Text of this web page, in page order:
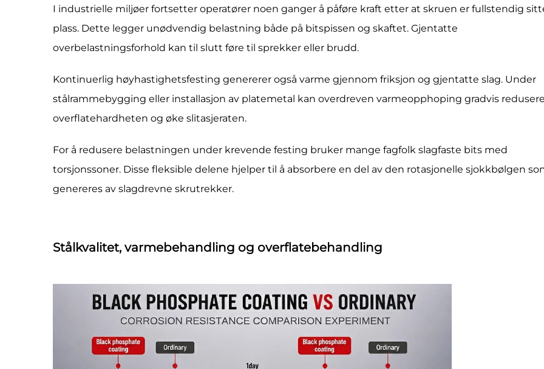
I industrielle miljøer fortsetter operatører noen ganger å påføre kraft etter at skruen er fullstendig
plass. Dette legger unødvendig belastning både på bitspissen og skaftet. Gjentatte
overbelastningsforhold kan til slutt føre til sprekker eller brudd.
Kontinuerlig høyhastighetsfesting genererer også varme gjennom friksjon og gjentatte slag. Under
stålrammebygging eller installasjon av platemetal kan overdreven varmeopphoping gradvis
overflatehardheten og øke slitasjeraten.
For å redusere belastningen under krevende festing bruker mange fagfolk slagfaste bits med
torsjonssoner. Disse fleksible delene hjelper til å absorbere en del av den rotasjonelle sjokkbølgen
genereres av slagdrevne skrutrekker.
Stålkvalitet, varmebehandling og overflatebehandling